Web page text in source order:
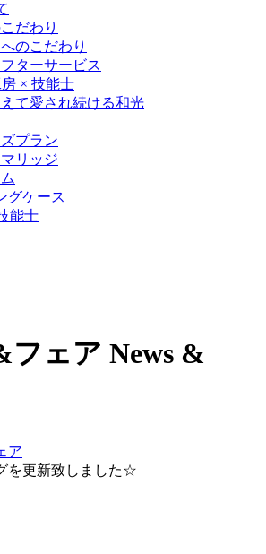
だわり
のこだわり
ターサービス
× 技能士
て愛され続ける和光
プラン
リッジ
グケース
能士
フェア News &
ア
を更新致しました☆